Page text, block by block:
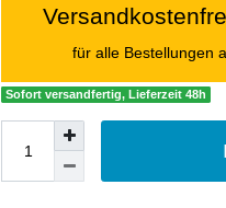
für alle Bestellungen
Sofort versandfertig, Lieferzeit 48h